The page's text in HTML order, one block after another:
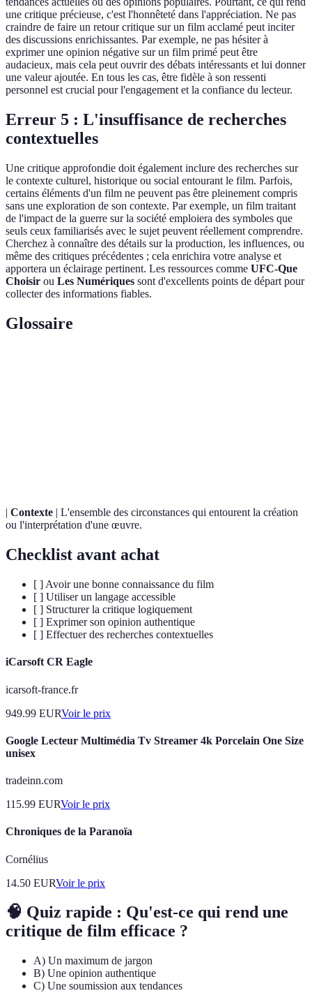
une critique précieuse, c'est l'honnêteté dans l'appréciation. Ne pas
craindre de faire un retour critique sur un film acclamé peut inciter
des discussions enrichissantes. Par exemple, ne pas hésiter à
exprimer une opinion négative sur un film primé peut être
audacieux, mais cela peut ouvrir des débats intéressants et lui donner
une valeur ajoutée. En tous les cas, être fidèle à son ressenti
personnel est crucial pour l'engagement et la confiance du lecteur.
Erreur 5 : L'insuffisance de recherches
contextuelles
Une critique approfondie doit également inclure des recherches sur
le contexte culturel, historique ou social entourant le film. Parfois,
certains éléments d'un film ne peuvent pas être pleinement compris
sans une exploration de son contexte. Par exemple, un film traitant
de l'impact de la guerre sur la société emploiera des symboles que
seuls ceux familiarisés avec le sujet peuvent réellement comprendre.
Cherchez à connaître des détails sur la production, les influences, ou
même des critiques précédentes ; cela enrichira votre analyse et
apportera un éclairage pertinent. Les ressources comme UFC-Que
Choisir ou Les Numériques sont d'excellents points de départ pour
collecter des informations fiables.
Glossaire
| Contexte | L'ensemble des circonstances qui entourent la création
ou l'interprétation d'une œuvre.
Checklist avant achat
[ ] Avoir une bonne connaissance du film
[ ] Utiliser un langage accessible
[ ] Structurer la critique logiquement
[ ] Exprimer son opinion authentique
[ ] Effectuer des recherches contextuelles
iCarsoft CR Eagle
icarsoft-france.fr
949.99 EURVoir le prix
Google Lecteur Multimédia Tv Streamer 4k Porcelain One Size
unisex
tradeinn.com
115.99 EURVoir le prix
Chroniques de la Paranoïa
Cornélius
14.50 EURVoir le prix
🧠 Quiz rapide : Qu'est-ce qui rend une
critique de film efficace ?
A) Un maximum de jargon
B) Une opinion authentique
C) Une soumission aux tendances